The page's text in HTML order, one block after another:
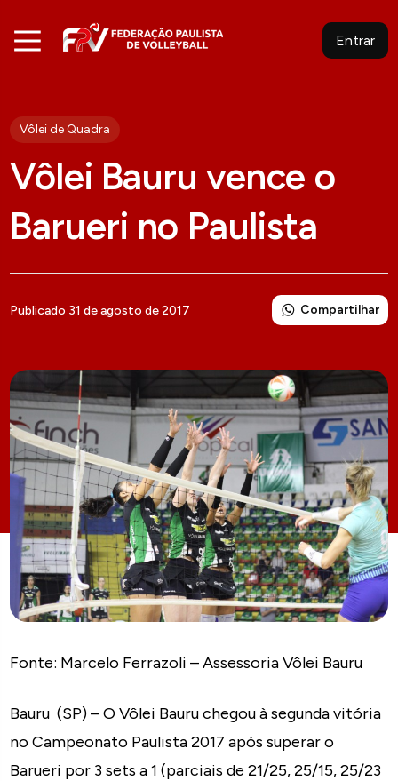
Entrar
Vôlei de Quadra
Vôlei Bauru vence o
Barueri no Paulista
Publicado 31 de agosto de 2017 Compartilhar
Fonte: Marcelo Ferrazoli – Assessoria Vôlei Bauru
Bauru (SP) – O Vôlei Bauru chegou à segunda vitória
no Campeonato Paulista 2017 após superar o
Barueri por 3 sets a 1 (parciais de 21/25, 25/15, 25/23